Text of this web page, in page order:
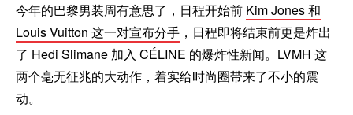
今年的巴黎男装周有意思了，日程开始前 Kim Jones 和
Louis Vuitton 这一对宣布分手 ，日程即将结束前更是炸出
了 Hedi Slimane 加入 CÉLINE 的爆炸性新闻。LVMH 这
两个毫无征兆的大动作，着实给时尚圈带来了不小的震
动。